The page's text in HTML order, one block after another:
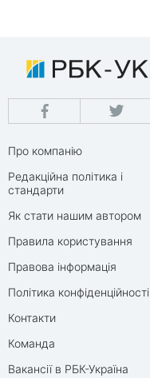
Про компанію
Редакційна політика і
стандарти
Як стати нашим автором
Правила користування
Правова інформація
Політика конфіденційності
Контакти
Команда
Вакансії в РБК-Україна